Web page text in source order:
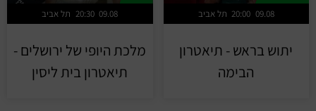
תל אביב 20:00 09.08
יתוש בראש - תיאטרון
הבימה
תל אביב 20:30 09.08
מלכת היופי של ירושלים -
תיאטרון בית ליסין